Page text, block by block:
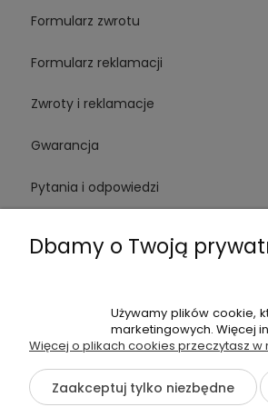
Formularz zwrotu
Formularz reklamacji
Zwroty i reklamacje
Gwarancja
Pytania i odpowiedzi
Hossa
Dbamy o Twoją
Używamy plików cookie,
marketingowych. Więcej
Więcej o plikach cookies przeczytasz w
Zaakceptuj tylko niezbędne